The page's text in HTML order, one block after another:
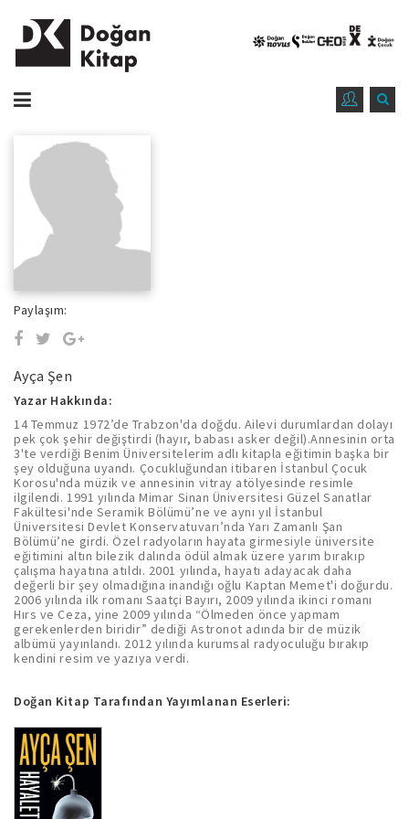
Paylaşım:
Ayça Şen
Yazar Hakkında:
14 Temmuz 1972’de Trabzon'da doğdu. Ailevi durumlardan dolayı
pek çok şehir değiştirdi (hayır, babası asker değil).Annesinin orta
3'te verdiği Benim Üniversitelerim adlı kitapla eğitimin başka bir
şey olduğuna uyandı. Çocukluğundan itibaren İstanbul Çocuk
Korosu'nda müzik ve annesinin vitray atölyesinde resimle
ilgilendi. 1991 yılında Mimar Sinan Üniversitesi Güzel Sanatlar
Fakültesi'nde Seramik Bölümü’ne ve aynı yıl İstanbul
Üniversitesi Devlet Konservatuvarı’nda Yarı Zamanlı Şan
Bölümü’ne girdi. Özel radyoların hayata girmesiyle üniversite
eğitimini altın bilezik dalında ödül almak üzere yarım bırakıp
çalışma hayatına atıldı. 2001 yılında, hayatı adayacak daha
değerli bir şey olmadığına inandığı oğlu Kaptan Memet'i doğurdu.
2006 yılında ilk romanı Saatçi Bayırı, 2009 yılında ikinci romanı
Hırs ve Ceza, yine 2009 yılında “Ölmeden önce yapmam
gerekenlerden biridir” dediği Astronot adında bir de müzik
albümü yayınlandı. 2012 yılında kurumsal radyoculuğu bırakıp
kendini resim ve yazıya verdi.
Doğan Kitap Tarafından Yayımlanan Eserleri: